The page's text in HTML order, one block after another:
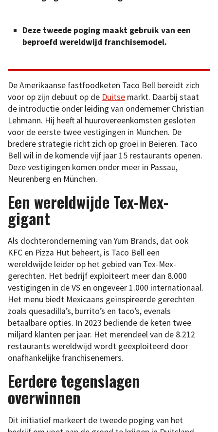
Deze tweede poging maakt gebruik van een
beproefd wereldwijd franchisemodel.
De Amerikaanse fastfoodketen Taco Bell bereidt zich
voor op zijn debuut op de Duitse markt. Daarbij staat
de introductie onder leiding van ondernemer Christian
Lehmann. Hij heeft al huurovereenkomsten gesloten
voor de eerste twee vestigingen in München. De
bredere strategie richt zich op groei in Beieren. Taco
Bell wil in de komende vijf jaar 15 restaurants openen.
Deze vestigingen komen onder meer in Passau,
Neurenberg en München.
Een wereldwijde Tex-Mex-
gigant
Als dochteronderneming van Yum Brands, dat ook
KFC en Pizza Hut beheert, is Taco Bell een
wereldwijde leider op het gebied van Tex-Mex-
gerechten. Het bedrijf exploiteert meer dan 8.000
vestigingen in de VS en ongeveer 1.000 internationaal.
Het menu biedt Mexicaans geïnspireerde gerechten
zoals quesadilla’s, burrito’s en taco’s, evenals
betaalbare opties. In 2023 bediende de keten twee
miljard klanten per jaar. Het merendeel van de 8.212
restaurants wereldwijd wordt geëxploiteerd door
onafhankelijke franchisenemers.
Eerdere tegenslagen
overwinnen
Dit initiatief markeert de tweede poging van het